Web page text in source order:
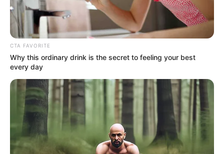
CTA FAVORITE
Why this ordinary drink is the secret to feeling your best
every day